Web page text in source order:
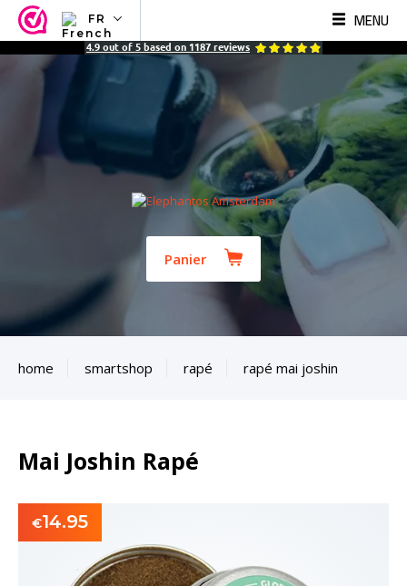
FR
NL
ES
MENU
4.9 out of 5 based on 1187 reviews
Panier
home smartshop rapé rapé mai joshin
Mai Joshin Rapé
€14.95